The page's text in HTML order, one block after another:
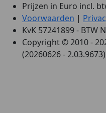
Prijzen in Euro incl.
Voorwaarden |
KvK 57241899 - BTW
Copyright © 2010 -
(20260626 - 2.03.9673)